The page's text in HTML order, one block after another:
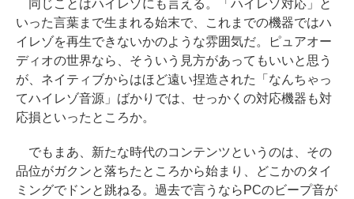
同じことはハイレゾにも言える。「ハイレゾ対応」と
いった言葉まで生まれる始末で、これまでの機器ではハ
イレゾを再生できないかのような雰囲気だ。ピュアオー
ディオの世界なら、そういう見方があってもいいと思う
が、ネイティブからはほど遠い捏造された「なんちゃっ
てハイレゾ音源」ばかりでは、せっかくの対応機器も対
応損といったところか。
でもまあ、新たな時代のコンテンツというのは、その
品位がガクンと落ちたところから始まり、どこかのタイ
ミングでドンと跳ねる。過去で言うならPCのビープ音が